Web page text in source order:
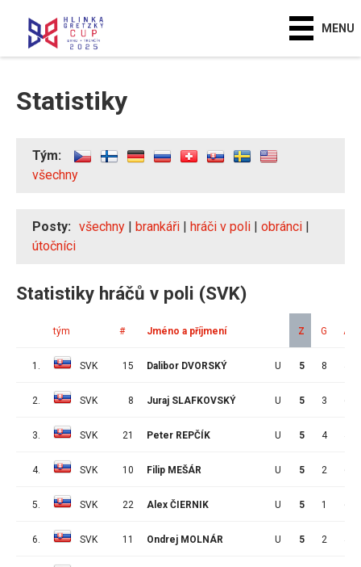
MENU
Statistiky
Tým:
všechny
Posty: všechny | brankáři | hráči v poli | obránci |
útočníci
Statistiky hráčů v poli (SVK)
tým # Jméno a příjmení Z G A
1. SVK 15 Dalibor DVORSKÝ U 5 8
2. SVK 8 Juraj SLAFKOVSKÝ U 5 3 6
3. SVK 21 Peter REPČÍK U 5 4
4. SVK 10 Filip MEŠÁR U 5 2 6
5. SVK 22 Alex ČIERNIK U 5 1 6
6. SVK 11 Ondrej MOLNÁR U 5 2